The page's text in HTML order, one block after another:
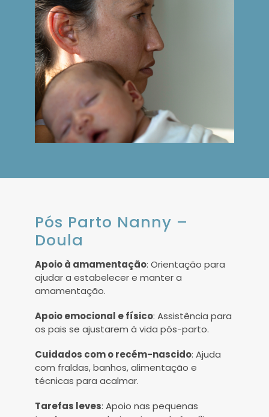
Pós Parto Nanny –
Doula
Apoio à amamentação: Orientação para
ajudar a estabelecer e manter a
amamentação.
Apoio emocional e físico: Assistência para
os pais se ajustarem à vida pós-parto.
Cuidados com o recém-nascido: Ajuda
com fraldas, banhos, alimentação e
técnicas para acalmar.
Tarefas leves: Apoio nas pequenas